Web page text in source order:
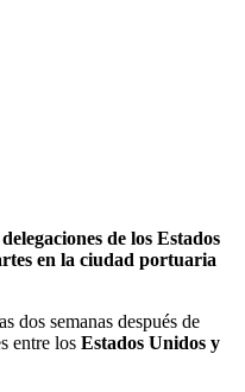
de los Estados
en la ciudad portuaria
dos semanas después de
entre los Estados Unidos y